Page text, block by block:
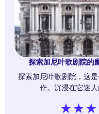
探索加尼叶歌剧院的
探索加尼叶歌剧院，这
作。沉浸在它迷